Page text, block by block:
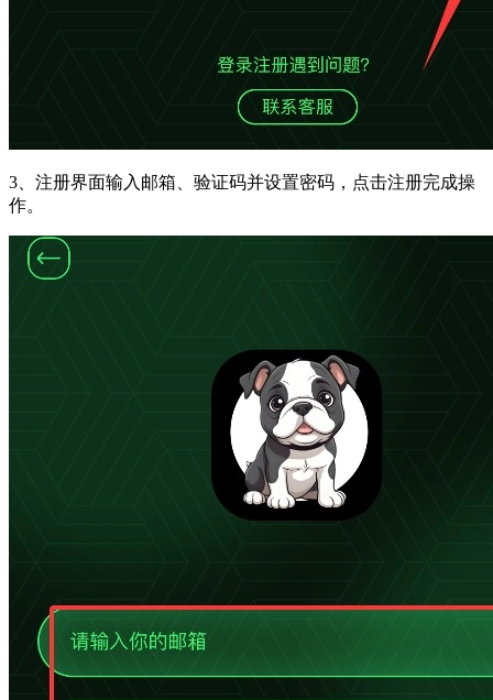
3、注册界面输入邮箱、验证码并设置密码，点击注册完成操
作。